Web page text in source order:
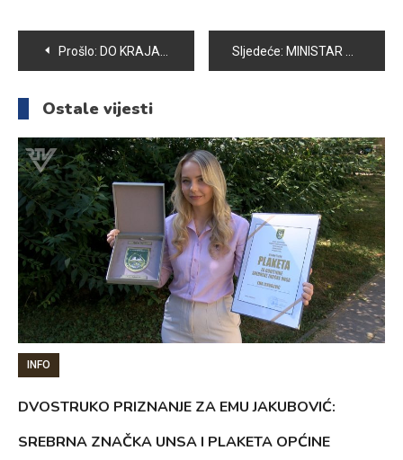
Navigacija
članaka
Prošlo: DO KRAJA 2017. GODINE 420 000 OSIGURANIKA IMAĆE ELEKTRONSKE ZDRAVSTVENE KNJIŽICE Sljedeće: MINISTAR ZA OBRAZOVANJE, NAUKU I MLADE KS ELVIR KAZAZOVIĆ U POSJETI OPĆINI VOGOŠĆA
Ostale vijesti
INFO
DVOSTRUKO PRIZNANJE ZA EMU JAKUBOVIĆ:
SREBRNA ZNAČKA UNSA I PLAKETA OPĆINE